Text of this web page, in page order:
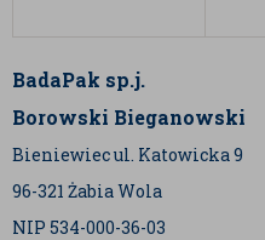
BadaPak sp.j.
Borowski Bieganowski
Bieniewiec ul. Katowicka 9
96-321 Żabia Wola
NIP 534-000-36-03